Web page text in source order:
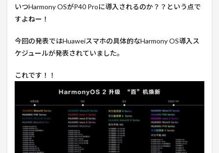
いつHarmony OSがP40 Proに導入されるのか？？という点で
すよねー！
今回の発表ではHuaweiスマホの具体的なHarmony OS導入ス
ケジュールが発表されていました。
これです！！